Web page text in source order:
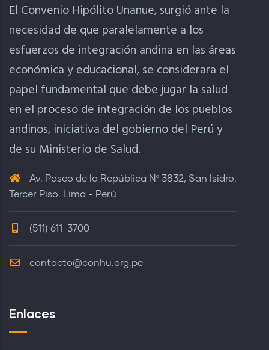
El Convenio Hipólito Unanue, surgió ante la
necesidad de que paralelamente a los
esfuerzos de integración andina en las áreas
económica y educacional, se considerara el
papel fundamental que debe jugar la salud
en el proceso de integración de los pueblos
andinos, iniciativa del gobierno del Perú y
de su Ministerio de Salud.
Av. Paseo de la República Nº 3832, San Isidro.
Tercer Piso. Lima - Perú
(511) 611-3700
contacto@conhu.org.pe
Enlaces